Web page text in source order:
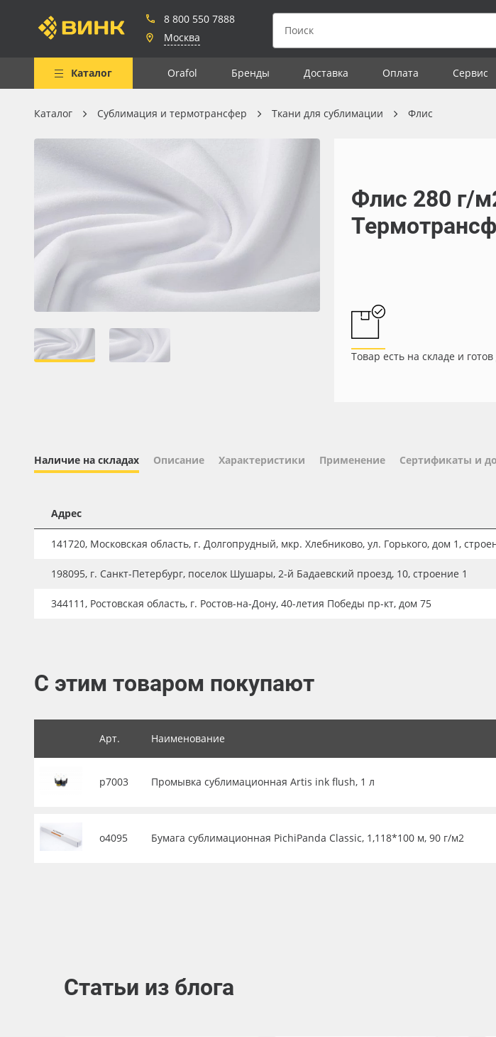
8 800 550 7888
Москва
Каталог Orafol Бренды Доставка Оплата Сервис
Весь каталог
Листовые материалы
Чернила
Клей, скотчи и крепёж
Мобильные конструкции и
Сублимация и термотрансфер
Новинки ассортимента
Плёнка монтажная Oratape
ПЭТ листовой
ПЭТ бэклит
Заготовки для сувениров
Каталог Сублимация и термотрансфер Ткани для сублимации Флис
Флис 280 г/
Товар есть на складе и
Наличие на складах Описание Характеристики Применение Сертификаты и
Адрес
141720, Московская область, г. Долгопрудный, мкр. Хлебниково, ул. Горького, дом 1,
198095, г. Санкт-Петербург, поселок Шушары, 2-й Бадаевский проезд, 10, строение 1
344111, Ростовская область, г. Ростов-на-Дону, 40-летия Победы пр-кт, дом 75
С этим товаром покупают
Арт. Наименование
р7003 Промывка сублимационная Artis ink flush, 1 л
о4095 Бумага сублимационная PichiPanda Classic, 1,118*100 м, 90 г/м2
Статьи из блога